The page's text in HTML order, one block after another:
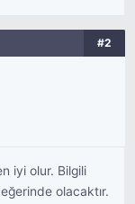
#2
iyi olur. Bilgili
olacaktır.